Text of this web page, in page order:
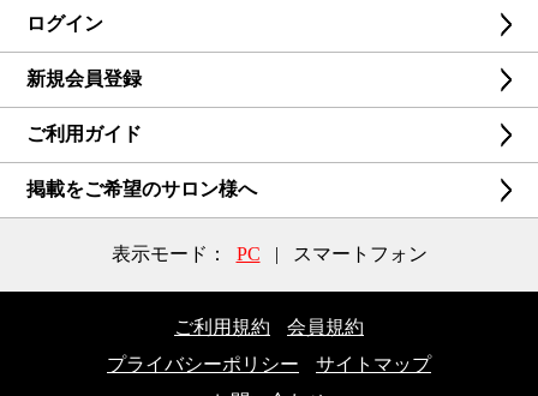
ログイン
新規会員登録
ご利用ガイド
掲載をご希望のサロン様へ
表示モード： PC | スマートフォン
ご利用規約
会員規約
プライバシーポリシー
サイトマップ